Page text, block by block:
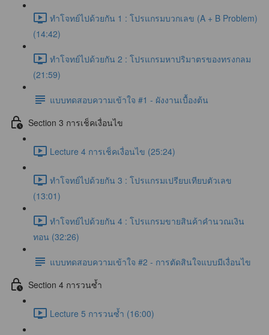
ทำโจทย์ไปด้วยกัน 1 : โปรแกรมบวกเลข (A + B Problem)
(14:42)
ทำโจทย์ไปด้วยกัน 2 : โปรแกรมหาปริมาตรของทรงกลม
(21:59)
แบบทดสอบความเข้าใจ #1 - ผังงานเบื้องต้น
Section 3 การเช็คเงื่อนไข
Lecture 4 การเช็คเงื่อนไข (25:24)
ทำโจทย์ไปด้วยกัน 3 : โปรแกรมเปรียบเทียบตัวเลข
(13:01)
ทำโจทย์ไปด้วยกัน 4 : โปรแกรมขายสินค้าคำนวณเงิน
ทอน (32:26)
แบบทดสอบความเข้าใจ #2 - การตัดสินใจแบบมีเงื่อนไข
Section 4 การวนซ้ำ
Lecture 5 การวนซ้ำ (16:00)